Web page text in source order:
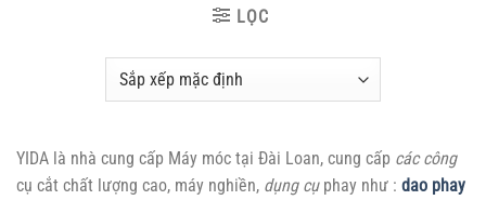
LỌC
YIDA là nhà cung cấp Máy móc tại Đài Loan, cung cấp các công
cụ cắt chất lượng cao, máy nghiền, dụng cụphay như : dao phay